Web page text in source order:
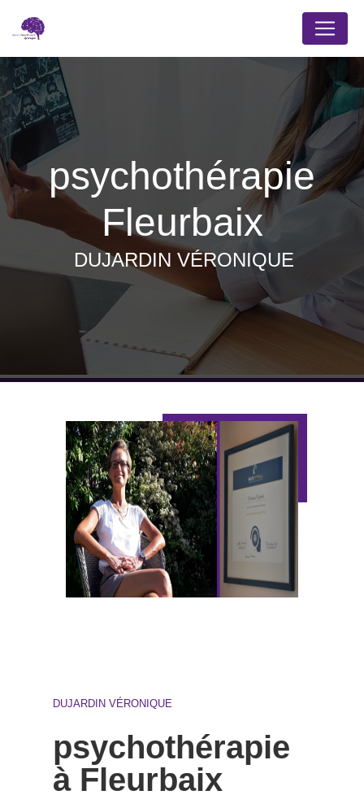
psychothérapie
Fleurbaix
DUJARDIN VÉRONIQUE
DUJARDIN VÉRONIQUE
psychothérapie
à Fleurbaix